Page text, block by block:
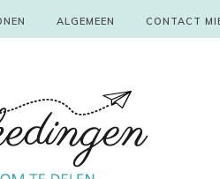
ALGEMEEN CONTACT